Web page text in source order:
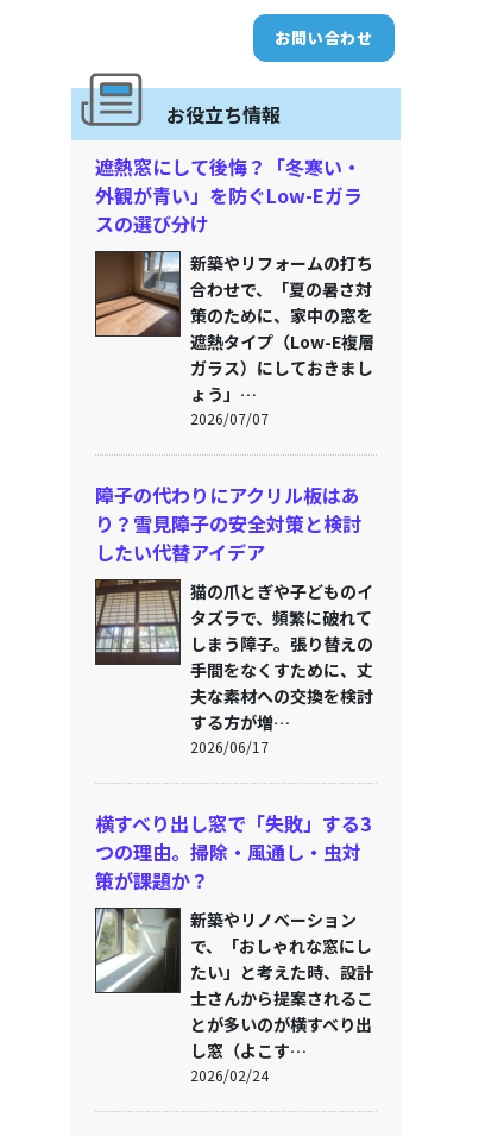
お問い合わせ
お役立ち情報
遮熱窓にして後悔？「冬寒い・
外観が青い」を防ぐLow-Eガラ
スの選び分け
新築やリフォームの打ち
合わせで、「夏の暑さ対
策のために、家中の窓を
遮熱タイプ（Low-E複層
ガラス）にしておきまし
ょう」…
2026/07/07
障子の代わりにアクリル板はあ
り？雪見障子の安全対策と検討
したい代替アイデア
猫の爪とぎや子どものイ
タズラで、頻繁に破れて
しまう障子。張り替えの
手間をなくすために、丈
夫な素材への交換を検討
する方が増…
2026/06/17
横すべり出し窓で「失敗」する3
つの理由。掃除・風通し・虫対
策が課題か？
新築やリノベーション
で、「おしゃれな窓にし
たい」と考えた時、設計
士さんから提案されるこ
とが多いのが横すべり出
し窓（よこす…
2026/02/24